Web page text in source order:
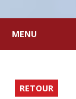
MENU
RETOUR